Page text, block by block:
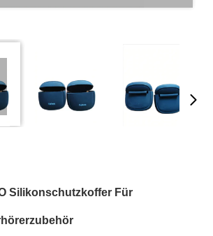
Silikonschutzkoffer Für